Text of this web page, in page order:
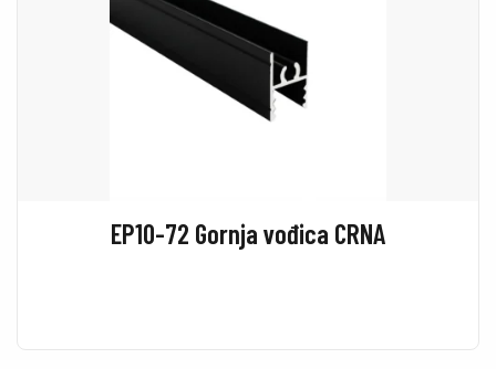
EP10-72 Gornja vođica CRNA